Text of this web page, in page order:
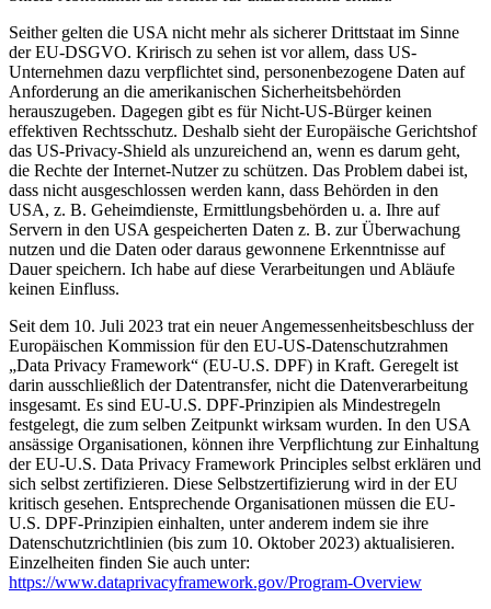
Seither gelten die USA nicht mehr als sicherer Drittstaat im Sinne
der EU-DSGVO. Kririsch zu sehen ist vor allem, dass US-
Unternehmen dazu verpflichtet sind, personenbezogene Daten auf
Anforderung an die amerikanischen Sicherheitsbehörden
herauszugeben. Dagegen gibt es für Nicht-US-Bürger keinen
effektiven Rechtsschutz. Deshalb sieht der Europäische Gerichtshof
das US-Privacy-Shield als unzureichend an, wenn es darum geht,
die Rechte der Internet-Nutzer zu schützen. Das Problem dabei ist,
dass nicht ausgeschlossen werden kann, dass Behörden in den
USA, z. B. Geheimdienste, Ermittlungsbehörden u. a. Ihre auf
Servern in den USA gespeicherten Daten z. B. zur Überwachung
nutzen und die Daten oder daraus gewonnene Erkenntnisse auf
Dauer speichern. Ich habe auf diese Verarbeitungen und Abläufe
keinen Einfluss.
Seit dem 10. Juli 2023 trat ein neuer Angemessenheitsbeschluss der
Europäischen Kommission für den EU-US-Datenschutzrahmen
„Data Privacy Framework“ (EU-U.S. DPF) in Kraft. Geregelt ist
darin ausschließlich der Datentransfer, nicht die Datenverarbeitung
insgesamt. Es sind EU-U.S. DPF-Prinzipien als Mindestregeln
festgelegt, die zum selben Zeitpunkt wirksam wurden. In den USA
ansässige Organisationen, können ihre Verpflichtung zur Einhaltung
der EU-U.S. Data Privacy Framework Principles selbst erklären und
sich selbst zertifizieren. Diese Selbstzertifizierung wird in der EU
kritisch gesehen. Entsprechende Organisationen müssen die EU-
U.S. DPF-Prinzipien einhalten, unter anderem indem sie ihre
Datenschutzrichtlinien (bis zum 10. Oktober 2023) aktualisieren.
Einzelheiten finden Sie auch unter:
https://www.dataprivacyframework.gov/Program-Overview